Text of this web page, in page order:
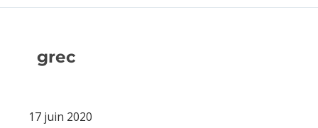
grec
17 juin 2020